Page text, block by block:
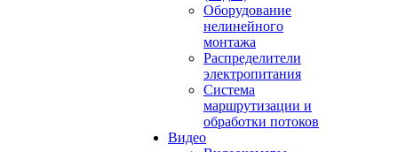
Оборудование
нелинейного
монтажа
Распределители
электропитания
Система
маршрутизации и
обработки потоков
Видео